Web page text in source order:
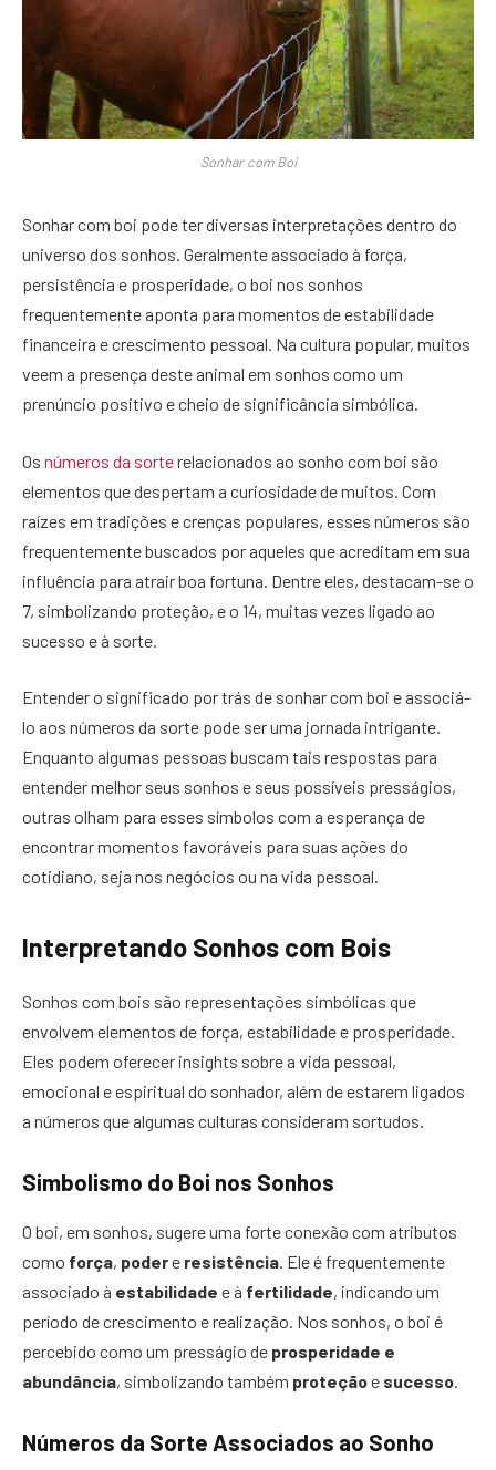
Sonhar com Boi
Sonhar com boi pode ter diversas interpretações dentro do
universo dos sonhos. Geralmente associado à força,
persistência e prosperidade, o boi nos sonhos
frequentemente aponta para momentos de estabilidade
financeira e crescimento pessoal. Na cultura popular, muitos
veem a presença deste animal em sonhos como um
prenúncio positivo e cheio de significância simbólica.
Os números da sorterelacionados ao sonho com boi são
elementos que despertam a curiosidade de muitos. Com
raízes em tradições e crenças populares, esses números são
frequentemente buscados por aqueles que acreditam em sua
influência para atrair boa fortuna. Dentre eles, destacam-se o
7, simbolizando proteção, e o 14, muitas vezes ligado ao
sucesso e à sorte.
Entender o significado por trás de sonhar com boi e associá-
lo aos números da sorte pode ser uma jornada intrigante.
Enquanto algumas pessoas buscam tais respostas para
entender melhor seus sonhos e seus possíveis presságios,
outras olham para esses símbolos com a esperança de
encontrar momentos favoráveis para suas ações do
cotidiano, seja nos negócios ou na vida pessoal.
Interpretando Sonhos com Bois
Sonhos com bois são representações simbólicas que
envolvem elementos de força, estabilidade e prosperidade.
Eles podem oferecer insights sobre a vida pessoal,
emocional e espiritual do sonhador, além de estarem ligados
a números que algumas culturas consideram sortudos.
Simbolismo do Boi nos Sonhos
O boi, em sonhos, sugere uma forte conexão com atributos
como força, podere resistência . Ele é frequentemente
associado à estabilidade e à fertilidade, indicando um
período de crescimento e realização. Nos sonhos, o boi é
percebido como um presságio de prosperidade e
abundância, simbolizando também proteçãoe sucesso
Números da Sorte Associados ao Sonho